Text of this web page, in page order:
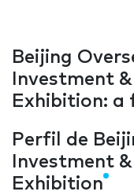
Beijing
Investment
Exhibition: a
Perfil de
Investment
Exhibition